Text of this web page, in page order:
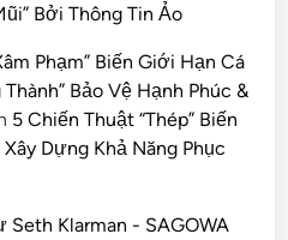
Bởi Thông Tin Ảo
Phạm” Biến Giới Hạn Cá
Bảo Vệ Hạnh Phúc &
5 Chiến Thuật “Thép” Biến
Dựng Khả Năng Phục
Klarman - SAGOWA